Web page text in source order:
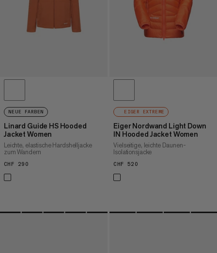
NEUE FARBEN
Linard Guide HS Hooded
Jacket Women
Leichte, elastische Hardshelljacke
zum Wandern
CHF 290
EIGER EXTREME
Eiger Nordwand Light Down
IN Hooded Jacket Women
Vielseitige, leichte Daunen-
Isolationsjacke
CHF 520